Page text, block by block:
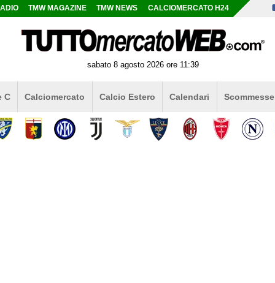
TMW MAGAZINE TMW NEWS CALCIOMERCATO H24
sabato 8 agosto 2026 ore 11:39
C Calciomercato Calcio Estero Calendari Scommesse